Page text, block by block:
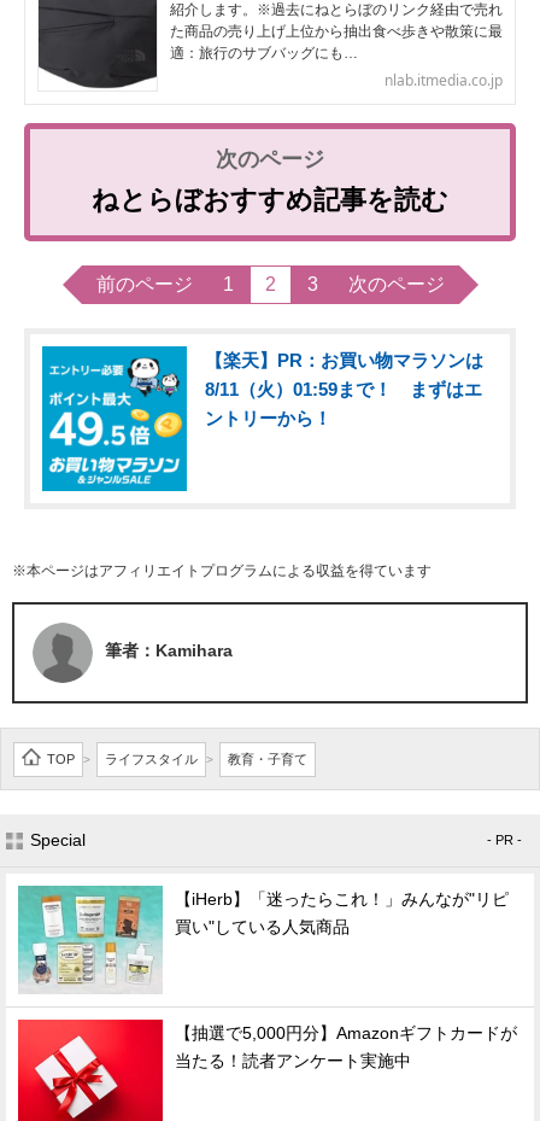
紹介します。※過去にねとらぼのリンク経由で売れ
た商品の売り上げ上位から抽出食べ歩きや散策に最
適：旅行のサブバッグにも…
nlab.itmedia.co.jp
ねとらぼおすすめ記事を読む
前のページ 1 2 3 次のページ
【楽天】PR：お買い物マラソンは
8/11（火）01:59まで！ まずはエ
ントリーから！
※本ページはアフィリエイトプログラムによる収益を得ています
筆者：Kamihara
TOP > ライフスタイル > 教育・子育て
Special - PR -
【iHerb】「迷ったらこれ！」みんなが"リピ
買い"している人気商品
【抽選で5,000円分】Amazonギフトカードが
当たる！読者アンケート実施中